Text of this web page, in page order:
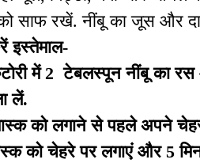
साफ रखें. नींबू का जूस और
इस्तेमाल-
में 2 टेबलस्पून नींबू का
लें.
को लगाने से पहले अपने
को चेहरे पर लगाएं और 5